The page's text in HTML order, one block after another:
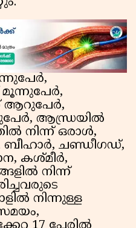
ആറുപേർ,
ആന്ധ്രയിൽ
നിന്ന് ഒരാൾ,
ബീഹാർ, ചണ്ഡീഗഡ്,
കശ്മീർ,
നിന്ന്
നിന്നുള്ള